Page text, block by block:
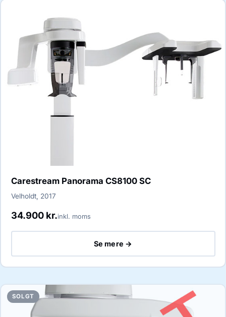
Carestream Panorama CS8100 SC
Velholdt, 2017
34.900 kr.inkl. moms
Se mere →
SOLGT